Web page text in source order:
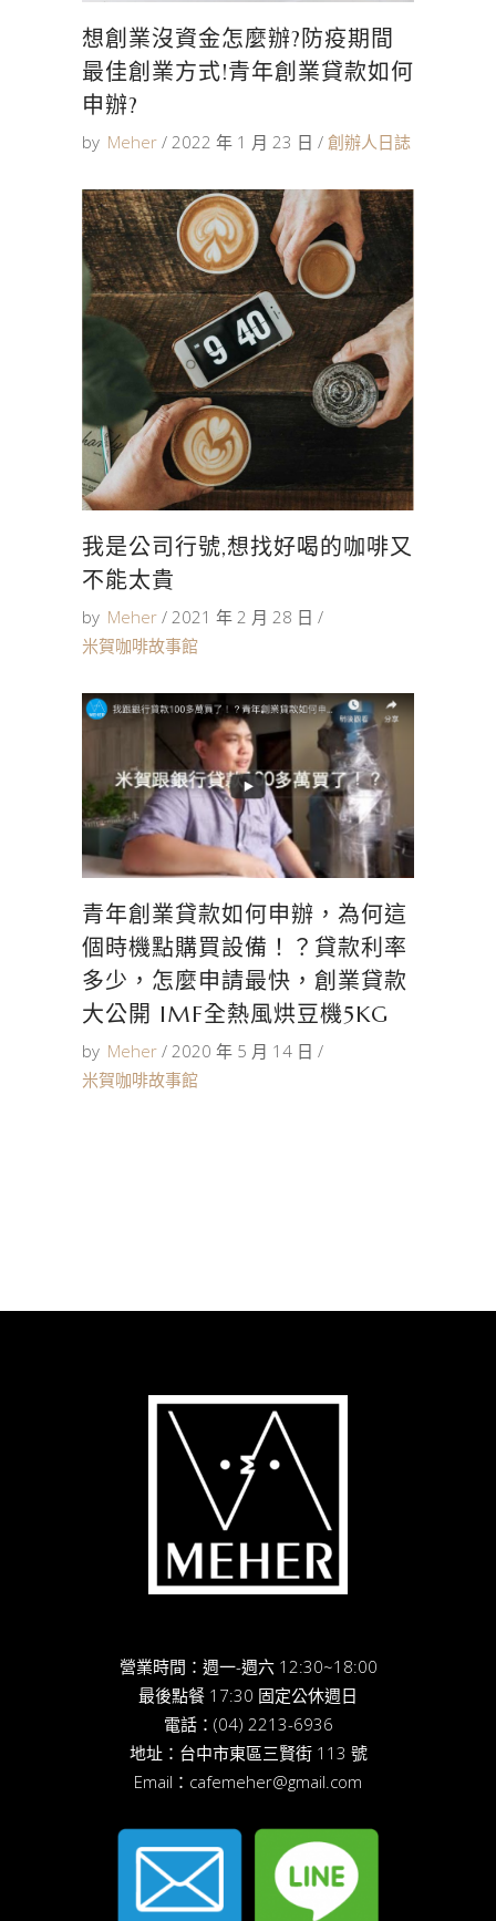
想創業沒資金怎麼辦?防疫期間
最佳創業方式!青年創業貸款如何
申辦?
by Meher 2022 年 1 月 23 日 創辦人日誌
我是公司行號,想找好喝的咖啡又
不能太貴
by Meher
2021 年 2 月 28 日
米賀咖啡故事館
青年創業貸款如何申辦，為何這
個時機點購買設備！？貸款利率
多少，怎麼申請最快，創業貸款
大公開 IMF全熱風烘豆機5KG
by Meher
2020 年 5 月 14 日
米賀咖啡故事館
營業時間：週一-週六 12:30~18:00
最後點餐 17:30 固定公休週日
電話： (04) 2213-6936
地址： 台中市東區三賢街 113 號
Email： cafemeher@gmail.com